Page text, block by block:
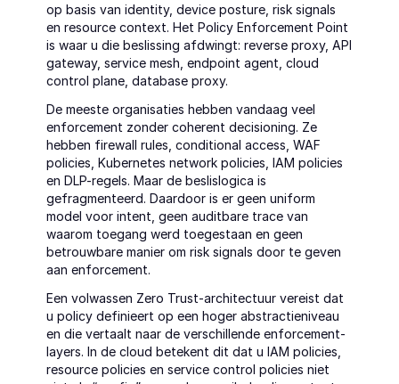
op basis van identity, device posture, risk signals
en resource context. Het Policy Enforcement Point
is waar u die beslissing afdwingt: reverse proxy, API
gateway, service mesh, endpoint agent, cloud
control plane, database proxy.
De meeste organisaties hebben vandaag veel
enforcement zonder coherent decisioning. Ze
hebben firewall rules, conditional access, WAF
policies, Kubernetes network policies, IAM policies
en DLP-regels. Maar de beslislogica is
gefragmenteerd. Daardoor is er geen uniform
model voor intent, geen auditbare trace van
waarom toegang werd toegestaan en geen
betrouwbare manier om risk signals door te geven
aan enforcement.
Een volwassen Zero Trust-architectuur vereist dat
u policy definieert op een hoger abstractieniveau
en die vertaalt naar de verschillende enforcement-
layers. In de cloud betekent dit dat u IAM policies,
resource policies en service control policies niet